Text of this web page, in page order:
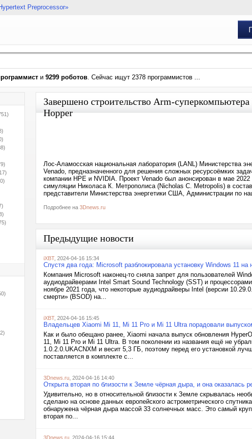
Preprocessor»
и 9299 роботов. Сейчас ищут 2378 программистов ...
Завершено строительство Arm-
Hopper
Лос-Аламосская национальная лаборатория (LANL) Министерства
Venado, предназначенного для решения сложных ресурсоёмких
компании HPE и NVIDIA. Проект Venado был анонсирован в мае
симуляции Николаса К. Метрополиса (Nicholas C. Metropolis) в
представители Министерства энергетики США, Администрации по
Подробнее на 3Dnews.ru
Предыдущие новости
iXBT, 2024-04-16 15:34
Спустя два года: Microsoft разблокировала установку Windows 11
Компания Microsoft наконец-то сняла запрет для пользователей
аудиодрайверами Intel Smart Sound Technology (SST) и
ноябре 2021 года, что некоторые аудиодрайверы Intel (версии
смерти» (BSOD) на...
iXBT, 2024-04-16 15:45
Владельцев Xiaomi Mi 11, Mi 11 Pro и Mi 11 Ultra порадовали
Как и было обещано ранее, Xiaomi начала выпуск обновления
11, Mi 11 Pro и Mi 11 Ultra. В том поколении из названия ещё не
1.0.2.0.UKACNXM и весит 5,3 ГБ, поэтому перед его установкой
поставляется в комплекте с...
3Dnews.ru , 2024-04-16 14:40
Открыта вторая по близости к Земле чёрная дыра, и она оказалась
Удивительно, но в относительной близости к Земле скрывалась
сделано на основе данных европейского астрометрического
обнаружена чёрная дыра массой 33 солнечных масс. Это самый
вторая по...
3Dnews.ru , 2024-04-16 15:44